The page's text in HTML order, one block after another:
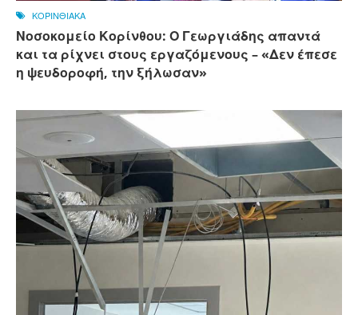
ΚΟΡΙΝΘΙΑΚΑ
Νοσοκομείο Κορίνθου: Ο Γεωργιάδης απαντά
και τα ρίχνει στους εργαζόμενους – «Δεν έπεσε
η ψευδοροφή, την ξήλωσαν»